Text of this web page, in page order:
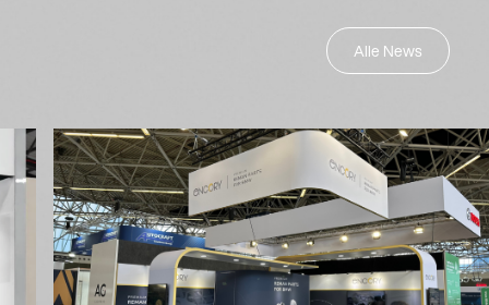
Alle News